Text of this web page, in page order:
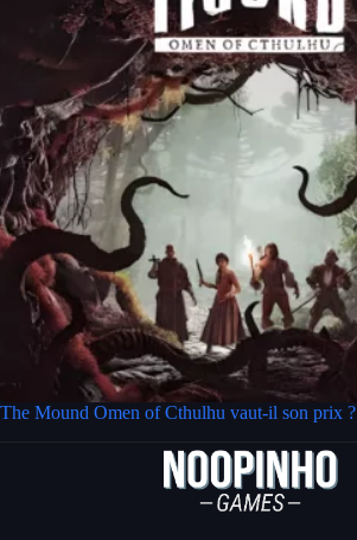
The Mound Omen of Cthulhu vaut-il son prix ?